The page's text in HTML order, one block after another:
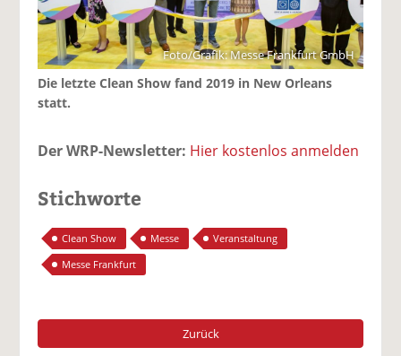
Foto/Grafik: Messe Frankfurt GmbH
Die letzte Clean Show fand 2019 in New Orleans
statt.
Der WRP-Newsletter: Hier kostenlos anmelden
Stichworte
Clean Show Messe
Veranstaltung
Messe Frankfurt
Zurück